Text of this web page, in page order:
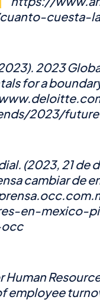
cuesta-
2023
for a
2023/
(2023, 21 de
cambiar de
en-mexico-
employee